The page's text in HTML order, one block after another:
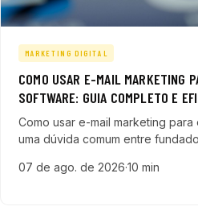
MARKETING DIGITAL
COMO USAR E-MAIL MARKETING
SOFTWARE: GUIA COMPLETO E
Como usar e-mail marketing
uma dúvida comum entre
de tecnologia. Utilizar essa
07 de ago. de 2026·10 min